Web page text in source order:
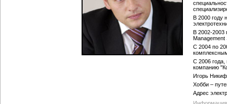
В 2000 году
В 2002-2003
Management
С 2004 по
С 2006 года,
компанию
Игорь
Хобби –
Адрес